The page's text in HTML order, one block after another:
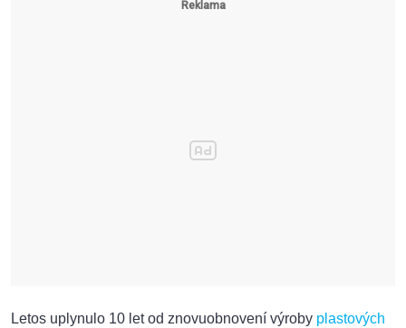
Letos uplynulo 10 let od znovuobnovení výroby plastových